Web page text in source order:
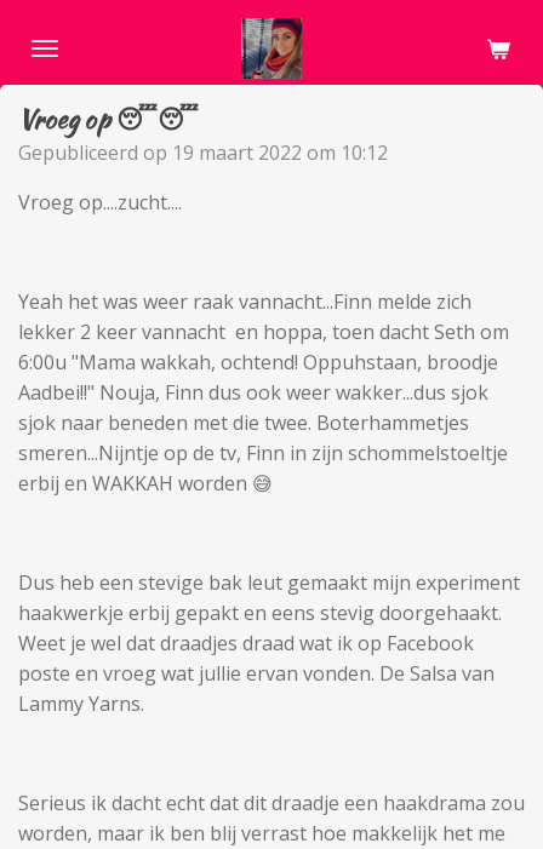
direct
naar
de
hoofdinhoud
Vroeg op 😴😴
Gepubliceerd op 19 maart 2022 om 10:12
Vroeg op....zucht....
Yeah het was weer raak vannacht...Finn melde zich
lekker 2 keer vannacht en hoppa, toen dacht Seth om
6:00u "Mama wakkah, ochtend! Oppuhstaan, broodje
Aadbei!!" Nouja, Finn dus ook weer wakker...dus sjok
sjok naar beneden met die twee. Boterhammetjes
smeren...Nijntje op de tv, Finn in zijn schommelstoeltje
erbij en WAKKAH worden 😅
Dus heb een stevige bak leut gemaakt mijn experiment
haakwerkje erbij gepakt en eens stevig doorgehaakt.
Weet je wel dat draadjes draad wat ik op Facebook
poste en vroeg wat jullie ervan vonden. De Salsa van
Lammy Yarns.
Serieus ik dacht echt dat dit draadje een haakdrama zou
worden, maar ik ben blij verrast hoe makkelijk het me